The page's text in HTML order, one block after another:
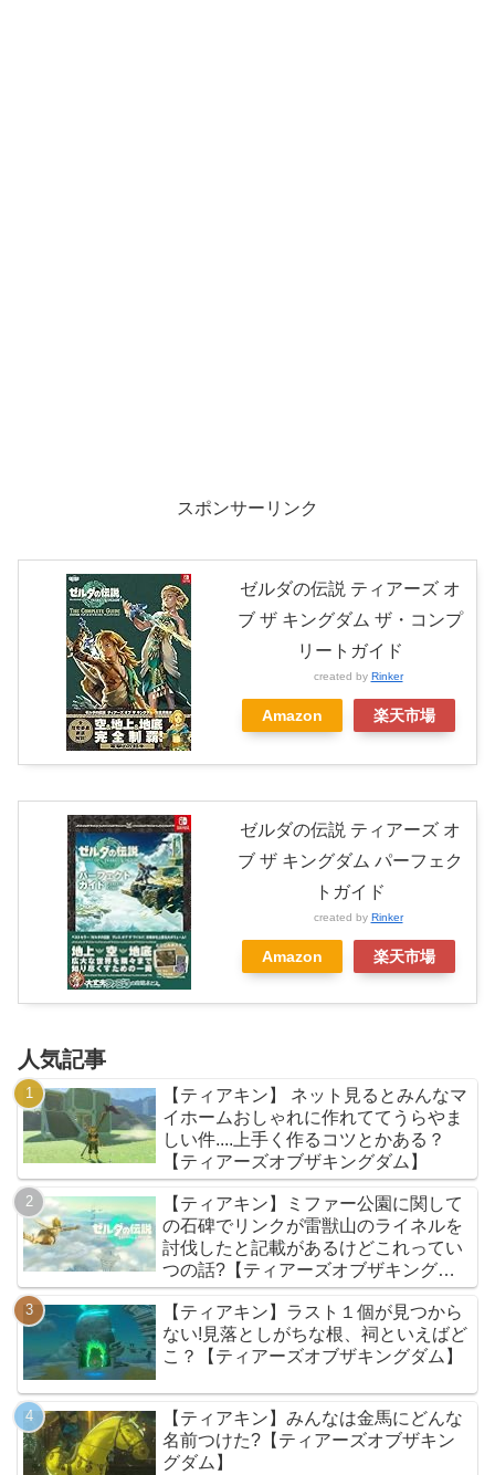
スポンサーリンク
ゼルダの伝説 ティアーズ オ
ブ ザ キングダム ザ・コンプ
リートガイド
created by Rinker
Amazon 楽天市場
ゼルダの伝説 ティアーズ オ
ブ ザ キングダム パーフェク
トガイド
created by Rinker
Amazon 楽天市場
人気記事
【ティアキン】 ネット見るとみんなマ
イホームおしゃれに作れててうらやま
しい件....上手く作るコツとかある？
【ティアーズオブザキングダム】
【ティアキン】ミファー公園に関して
の石碑でリンクが雷獣山のライネルを
討伐したと記載があるけどこれってい
つの話?【ティアーズオブザキングダ
ム】
【ティアキン】ラスト１個が見つから
ない!見落としがちな根、祠といえばど
こ？【ティアーズオブザキングダム】
【ティアキン】みんなは金馬にどんな
名前つけた?【ティアーズオブザキン
グダム】